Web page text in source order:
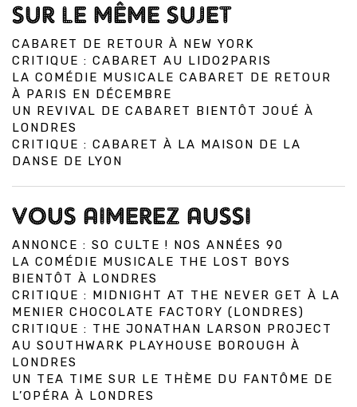
SUR LE MÊME SUJET
CABARET DE RETOUR À NEW YORK
CRITIQUE : CABARET AU LIDO2PARIS
LA COMÉDIE MUSICALE CABARET DE RETOUR
À PARIS EN DÉCEMBRE
UN REVIVAL DE CABARET BIENTÔT JOUÉ À
LONDRES
CRITIQUE : CABARET À LA MAISON DE LA
DANSE DE LYON
VOUS AIMEREZ AUSSI
ANNONCE : SO CULTE ! NOS ANNÉES 90
LA COMÉDIE MUSICALE THE LOST BOYS
BIENTÔT À LONDRES
CRITIQUE : MIDNIGHT AT THE NEVER GET À LA
MENIER CHOCOLATE FACTORY (LONDRES)
CRITIQUE : THE JONATHAN LARSON PROJECT
AU SOUTHWARK PLAYHOUSE BOROUGH À
LONDRES
UN TEA TIME SUR LE THÈME DU FANTÔME DE
L’OPÉRA À LONDRES